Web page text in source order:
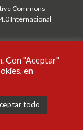
Commons
Internacional
Con "Aceptar"
en
todo